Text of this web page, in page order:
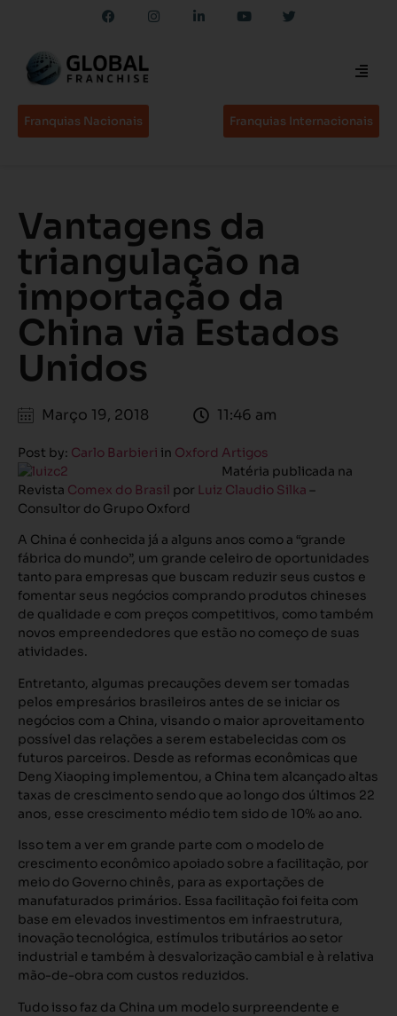
Franquias Nacionais Franquias Internacionais
Vantagens da
triangulação na
importação da
China via Estados
Unidos
Março 19, 2018 11:46 am
Post by: Carlo Barbieri in Oxford Artigos
Matéria publicada na
Revista Comex do Brasil por Luiz Claudio Silka –
Consultor do Grupo Oxford
A China é conhecida já a alguns anos como a “grande
fábrica do mundo”, um grande celeiro de oportunidades
tanto para empresas que buscam reduzir seus custos e
fomentar seus negócios comprando produtos chineses
de qualidade e com preços competitivos, como também
novos empreendedores que estão no começo de suas
atividades.
Entretanto, algumas precauções devem ser tomadas
pelos empresários brasileiros antes de se iniciar os
negócios com a China, visando o maior aproveitamento
possível das relações a serem estabelecidas com os
futuros parceiros. Desde as reformas econômicas que
Deng Xiaoping implementou, a China tem alcançado altas
taxas de crescimento sendo que ao longo dos últimos 22
anos, esse crescimento médio tem sido de 10% ao ano.
Isso tem a ver em grande parte com o modelo de
crescimento econômico apoiado sobre a facilitação, por
meio do Governo chinês, para as exportações de
manufaturados primários. Essa facilitação foi feita com
base em elevados investimentos em infraestrutura,
inovação tecnológica, estímulos tributários ao setor
industrial e também à desvalorização cambial e à relativa
mão-de-obra com custos reduzidos.
Tudo isso faz da China um modelo surpreendente e